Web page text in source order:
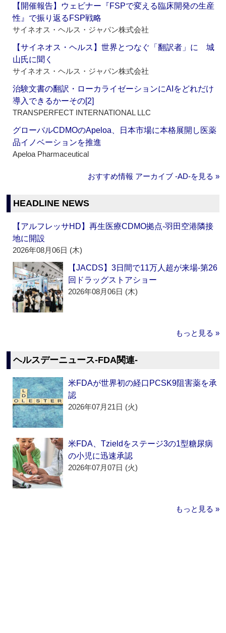
【開催報告】ウェビナー『FSPで変える臨床開発の生産
性』で振り返るFSP戦略
サイネオス・ヘルス・ジャパン株式会社
【サイネオス・ヘルス】世界とつなぐ「翻訳者」に 城
山氏に聞く
サイネオス・ヘルス・ジャパン株式会社
治験文書の翻訳・ローカライゼーションにAIをどれだけ
導入できるかーその[2]
TRANSPERFECT INTERNATIONAL LLC
グローバルCDMOのApeloa、日本市場に本格展開し医薬
品イノベーションを推進
Apeloa Pharmaceutical
おすすめ情報 アーカイブ ‐AD‐を見る »
HEADLINE NEWS
【アルフレッサHD】再生医療CDMO拠点‐羽田空港隣接
地に開設
2026年08月06日 (木)
【JACDS】3日間で11万人超が来場‐第26
回ドラッグストアショー
2026年08月06日 (木)
もっと見る »
ヘルスデーニュース‐FDA関連‐
米FDAが世界初の経口PCSK9阻害薬を承
認
2026年07月21日 (火)
米FDA、Tzieldをステージ3の1型糖尿病
の小児に迅速承認
2026年07月07日 (火)
もっと見る »